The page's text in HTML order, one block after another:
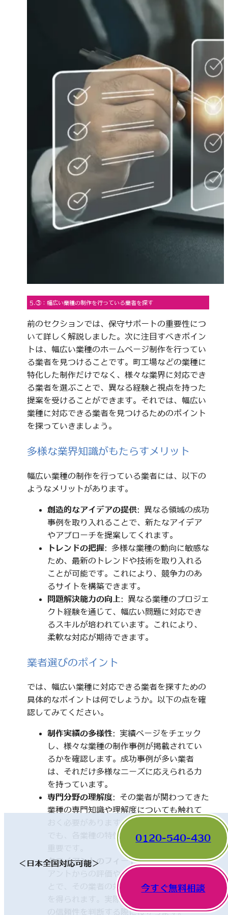
5.③：幅広い業種の制作を行っている業者を探す
前のセクションでは、保守サポートの重要性につ
いて詳しく解説しました。次に注目すべきポイン
トは、幅広い業種のホームページ制作を行ってい
る業者を見つけることです。町工場などの業種に
特化した制作だけでなく、様々な業界に対応でき
る業者を選ぶことで、異なる経験と視点を持った
提案を受けることができます。それでは、幅広い
業種に対応できる業者を見つけるためのポイント
を探っていきましょう。
多様な業界知識がもたらすメリット
幅広い業種の制作を行っている業者には、以下の
ようなメリットがあります。
創造的なアイデアの提供: 異なる領域の成功
事例を取り入れることで、新たなアイデア
やアプローチを提案してくれます。
トレンドの把握: 多様な業種の動向に敏感な
ため、最新のトレンドや技術を取り入れる
ことが可能です。これにより、競争力のあ
るサイトを構築できます。
問題解決能力の向上: 異なる業種のプロジェ
クト経験を通じて、幅広い問題に対応でき
るスキルが培われています。これにより、
柔軟な対応が期待できます。
業者選びのポイント
では、幅広い業種に対応できる業者を探すための
具体的なポイントは何でしょうか。以下の点を確
認してみてください。
制作実績の多様性: 実績ページをチェック
し、様々な業種の制作事例が掲載されてい
るかを確認します。成功事例が多い業者
は、それだけ多様なニーズに応えられる力
を持っています。
専門分野の理解度: その業者が関わってきた
業種の専門知識や理解度についても触れて
おく必要があります。一見、異なった分野
でも、各業種の特性を理解していることが
クライアントのフィードバック: 他のクライ
アントからの評価やレビューを確認するこ
とで、その業者の対応や成果に関する情報
を得られます。実際の利用者の声は、業者
の信頼性を判断する際に役立ちます。
＜日本全国対応可能＞
0120-540-430
今すぐ無料相談